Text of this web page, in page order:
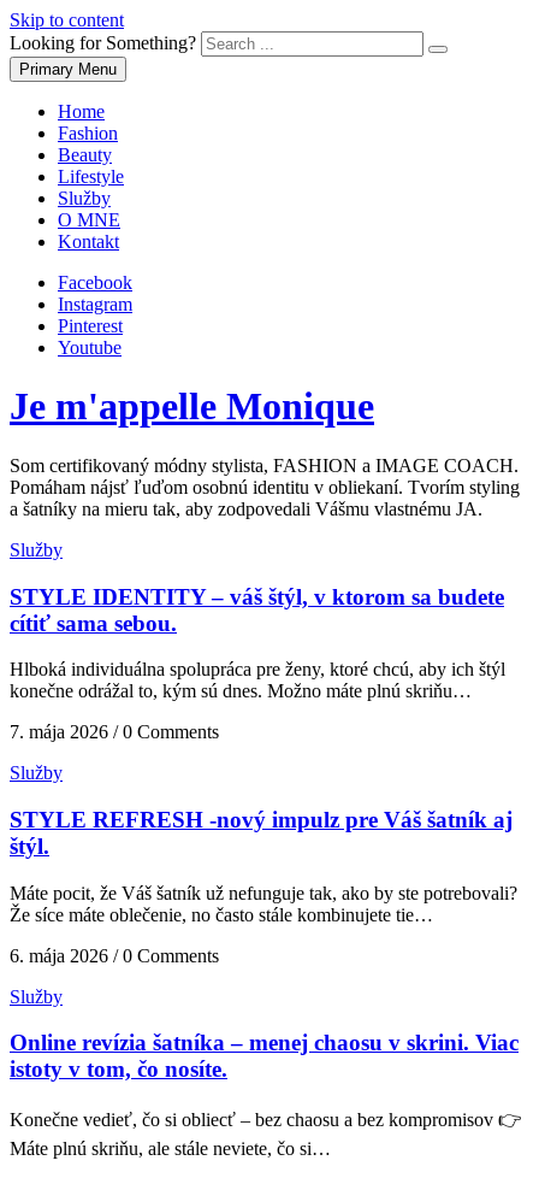
Skip to content
Looking for Something?
Primary Menu
Home
Fashion
Beauty
Lifestyle
Služby
O MNE
Kontakt
Facebook
Instagram
Pinterest
Youtube
Je m'appelle Monique
Som certifikovaný módny stylista, FASHION a IMAGE COACH.
Pomáham nájsť ľuďom osobnú identitu v obliekaní. Tvorím styling
a šatníky na mieru tak, aby zodpovedali Vášmu vlastnému JA.
Služby
STYLE IDENTITY – váš štýl, v ktorom sa budete
cítiť sama sebou.
Hlboká individuálna spolupráca pre ženy, ktoré chcú, aby ich štýl
konečne odrážal to, kým sú dnes. Možno máte plnú skriňu…
7. mája 2026 / 0 Comments
Služby
STYLE REFRESH -nový impulz pre Váš šatník aj
štýl.
Máte pocit, že Váš šatník už nefunguje tak, ako by ste potrebovali?
Že síce máte oblečenie, no často stále kombinujete tie…
6. mája 2026 / 0 Comments
Služby
Online revízia šatníka – menej chaosu v skrini. Viac
istoty v tom, čo nosíte.
Konečne vedieť, čo si obliecť – bez chaosu a bez kompromisov 👉
Máte plnú skriňu, ale stále neviete, čo si…